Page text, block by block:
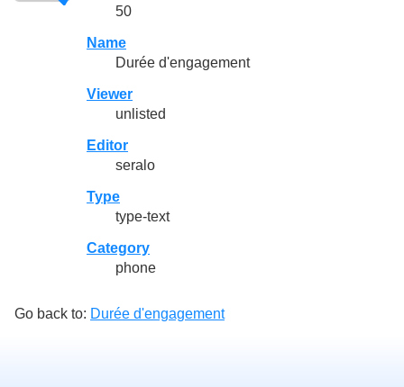
50
Name
Durée d'engagement
Viewer
unlisted
Editor
seralo
Type
type-text
Category
phone
Go back to: Durée d'engagement